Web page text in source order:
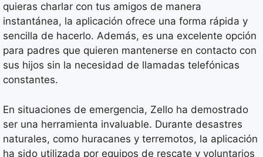
quieras charlar con tus amigos de manera
instantánea, la aplicación ofrece una forma rápida y
sencilla de hacerlo. Además, es una excelente opción
para padres que quieren mantenerse en contacto con
sus hijos sin la necesidad de llamadas telefónicas
constantes.
En situaciones de emergencia, Zello ha demostrado
ser una herramienta invaluable. Durante desastres
naturales, como huracanes y terremotos, la aplicación
ha sido utilizada por equipos de rescate y voluntarios